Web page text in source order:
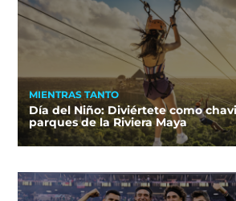
MIENTRAS TANTO
Día del Niño: Diviértete como
parques de la Riviera Maya